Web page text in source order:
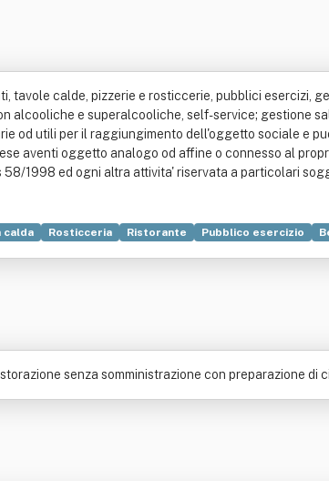
tavole calde, pizzerie e rosticcerie, pubblici esercizi,
alcooliche e superalcooliche, self-service; gestione
od utili per il raggiungimento dell'oggetto sociale e
aventi oggetto analogo od affine o connesso al
58/1998 ed ogni altra attivita' riservata a particolari
calda Rosticceria Ristorante Pubblico esercizio
senza somministrazione con preparazione di